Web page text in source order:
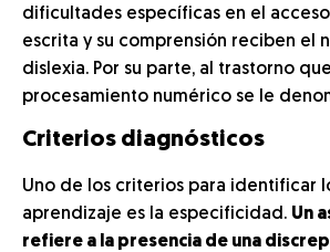
dificultades específicas en el
escrita y su comprensión reciben el
dislexia. Por su parte, al trastorno
procesamiento numérico se le
Criterios diagnósticos
Uno de los criterios para identificar
aprendizaje es la especificidad. Un
refiere a la presencia de una